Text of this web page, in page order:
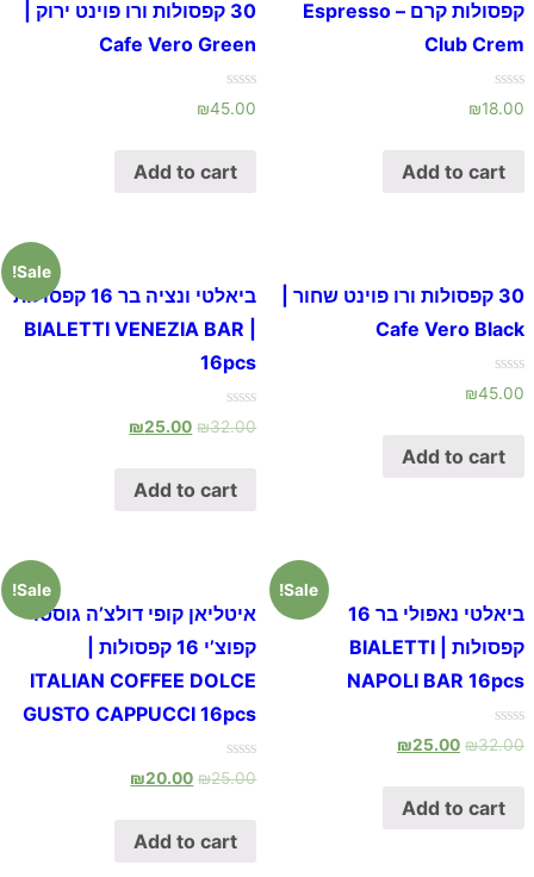
קפסולות קרם – Espresso
Club Crem
Rated
0
₪18.00
Add to cart
30 קפסולות ורו פוינט ירוק |
Cafe Vero Green
Rated
0
₪45.00
Add to cart
30 קפסולות ורו פוינט שחור |
Cafe Vero Black
Rated
0
₪45.00
Add to cart
Sale!
ביאלטי ונציה בר 16 קפסולות
| BIALETTI VENEZIA BAR
16pcs
Rated
0
₪32.00
₪25.00
Add to cart
Sale!
ביאלטי נאפולי בר 16
קפסולות | BIALETTI
NAPOLI BAR 16pcs
Rated
0
₪32.00
₪25.00
Add to cart
Sale!
איטליאן קופי דולצ’ה גוסטו
קפוצ’י 16 קפסולות |
ITALIAN COFFEE DOLCE
GUSTO CAPPUCCI 16pcs
Rated
0
₪25.00
₪20.00
Add to cart